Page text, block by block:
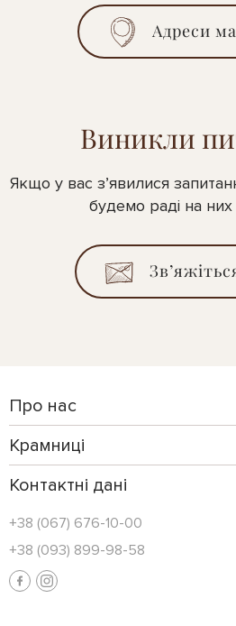
Адреси
Виникли
Якщо у вас з’явилися
будемо раді на них
Про нас
Крамниці
Контактні дані
+38 (067) 676-10-00
+38 (093) 899-98-58